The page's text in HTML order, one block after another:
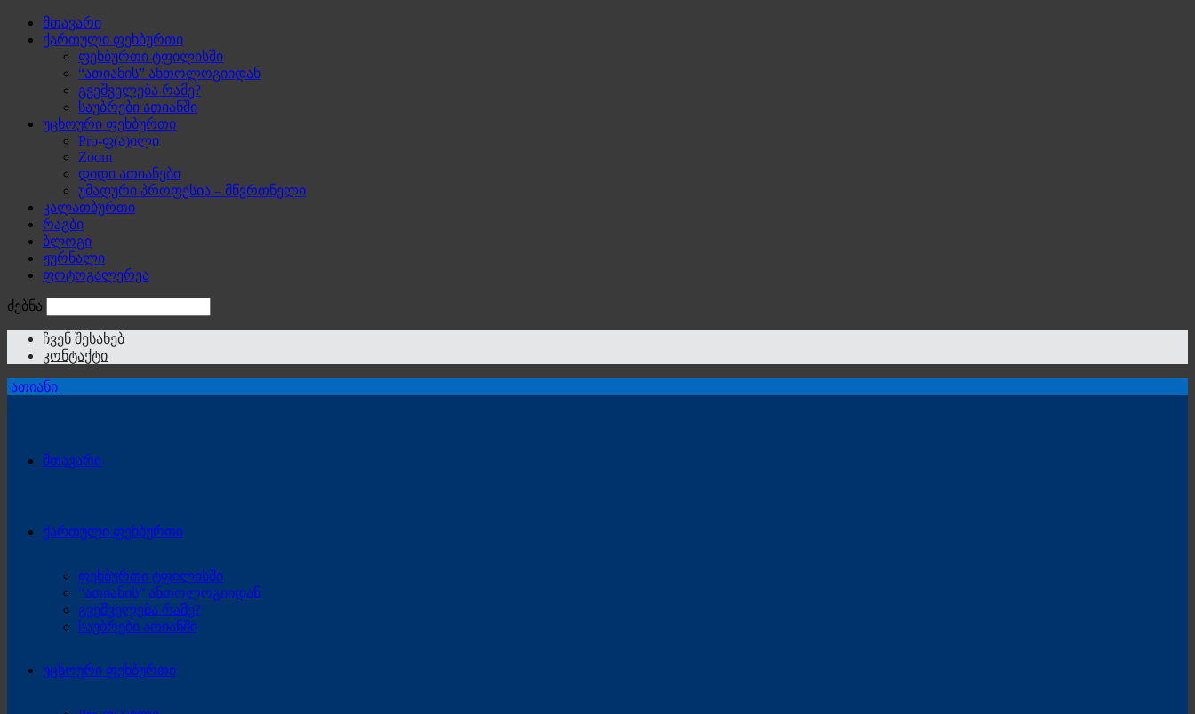
მთავარი
ქართული ფეხბურთი
ფეხბურთი ტფილისში
“ათიანის” ანთოლოგიიდან
გვეშველება რამე?
საუბრები ათიანში
უცხოური ფეხბურთი
Pro-ფ(ა)ილი
Zoom
დიდი ათიანები
უმადური პროფესია – მწვრთნელი
კალათბურთი
რაგბი
ბლოგი
ჟურნალი
ფოტოგალერეა
ძებნა
ჩვენ შესახებ
კონტაქტი
ათიანი
მთავარი
ქართული ფეხბურთი
ფეხბურთი ტფილისში
“ათიანის” ანთოლოგიიდან
გვეშველება რამე?
საუბრები ათიანში
უცხოური ფეხბურთი